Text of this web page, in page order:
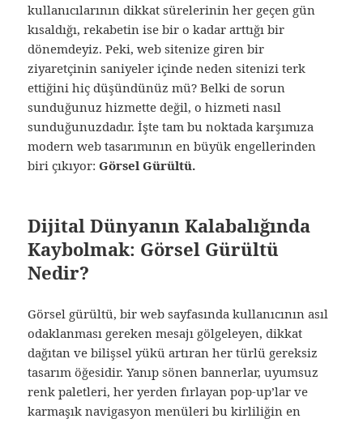
kullanıcılarının dikkat sürelerinin her geçen gün
kısaldığı, rekabetin ise bir o kadar arttığı bir
dönemdeyiz. Peki, web sitenize giren bir
ziyaretçinin saniyeler içinde neden sitenizi terk
ettiğini hiç düşündünüz mü? Belki de sorun
sunduğunuz hizmette değil, o hizmeti nasıl
sunduğunuzdadır. İşte tam bu noktada karşımıza
modern web tasarımının en büyük engellerinden
biri çıkıyor:Görsel Gürültü.
Dijital Dünyanın Kalabalığında
Kaybolmak: Görsel Gürültü
Nedir?
Görsel gürültü, bir web sayfasında kullanıcının asıl
odaklanması gereken mesajı gölgeleyen, dikkat
dağıtan ve bilişsel yükü artıran her türlü gereksiz
tasarım öğesidir. Yanıp sönen bannerlar, uyumsuz
renk paletleri, her yerden fırlayan pop-up’lar ve
karmaşık navigasyon menüleri bu kirliliğin en